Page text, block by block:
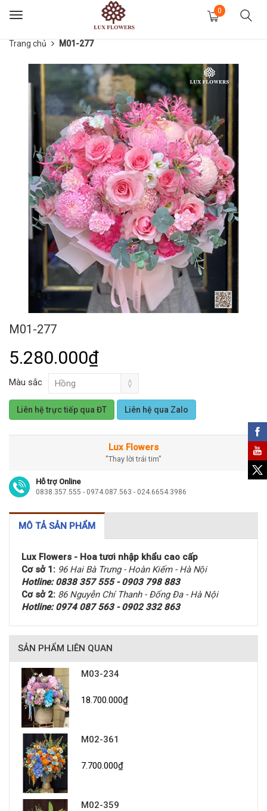
Toggle
0
Trang chủ M01-277
M01-277
5.280.000₫
Màu sắc
Liên hệ trực tiếp qua ĐT Liên hệ qua Zalo
Lux Flowers
"Thay lời trái tim"
Hỗ trợ Online
0838.357.555 - 0974.087.563 - 024.6654.3986
MÔ TẢ SẢN PHẨM
Lux Flowers - Hoa tươi nhập khẩu cao cấp
Cơ sở 1: 96 Hai Bà Trưng - Hoàn Kiếm - Hà Nội
Hotline: 0838 357 555 - 0903 798 883
Cơ sở 2: 86 Nguyễn Chí Thanh - Đống Đa - Hà Nội
Hotline: 0974 087 563 - 0902 332 863
SẢN PHẨM LIÊN QUAN
M03-234
18.700.000₫
M02-361
7.700.000₫
M02-359